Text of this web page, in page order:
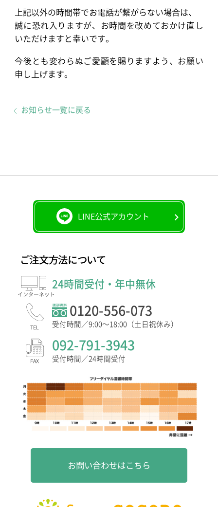
上記以外の時間帯でお電話が繋がらない場合は、
誠に恐れ入りますが、お時間を改めておかけ直し
いただけますと幸いです。
今後とも変わらぬご愛顧を賜りますよう、お願い
申し上げます。
お知らせ一覧に戻る
LINE公式アカウント
ご注文方法について
インター ネット
24時間受付・年中無休
TEL
0120-556-073
受付時間／9:00〜18:00（土日祝休み）
FAX
092-791-3943
受付時間／24時間受付
お問い合わせはこちら